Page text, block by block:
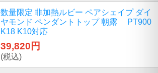
数量限定 非加熱ルビー ペアシェイプ ダイ
ヤモンド ペンダントトップ 朝露 PT900
K18 K10対応
39,820円
(税込)